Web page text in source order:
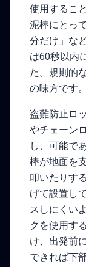
使用するこ
泥棒にとっ
分だけ」な
は60秒以内
た。規則的
の味方です。
盗難防止ロ
やチェーン
し、可能で
棒が地面を
叩いたりす
げて設置し
スしにくい
クを使用す
け、出発前
できれば下